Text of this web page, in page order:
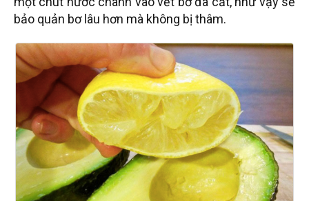
bảo quản bơ lâu hơn mà không bị thâm.